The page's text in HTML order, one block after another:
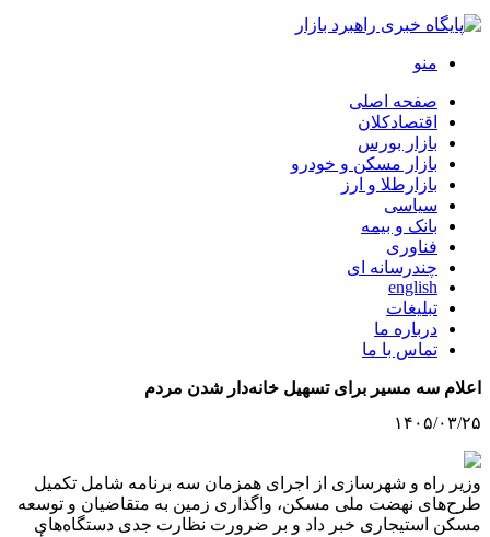
منو
صفحه اصلی
اقتصادکلان
بازار بورس
بازار مسکن و خودرو
بازارطلا و ارز
سیاسی
بانک و بیمه
فناوری
چندرسانه ای
english
تبلیغات
درباره ما
تماس با ما
اعلام سه مسیر برای تسهیل خانه‌دار شدن مردم
۱۴۰۵/۰۳/۲۵
وزیر راه و شهرسازی از اجرای همزمان سه برنامه شامل تکمیل
طرح‌های نهضت ملی مسکن، واگذاری زمین به متقاضیان و توسعه
مسکن استیجاری خبر داد و بر ضرورت نظارت جدی دستگاه‌های